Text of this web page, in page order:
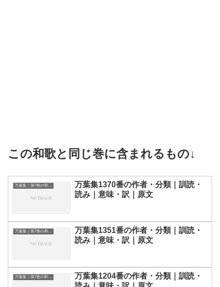
この和歌と同じ巻に含まれるもの↓
万葉集1370番の作者・分類｜訓読・
読み｜意味・訳｜原文
万葉集｜第7巻の和歌一覧
万葉集1351番の作者・分類｜訓読・
読み｜意味・訳｜原文
万葉集｜第7巻の和歌一覧
万葉集1204番の作者・分類｜訓読・